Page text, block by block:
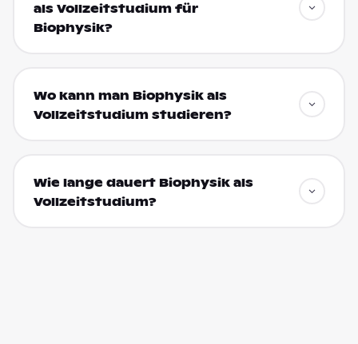
als Vollzeitstudium für
Biophysik?
Wo kann man Biophysik als
Vollzeitstudium studieren?
Wie lange dauert Biophysik als
Vollzeitstudium?